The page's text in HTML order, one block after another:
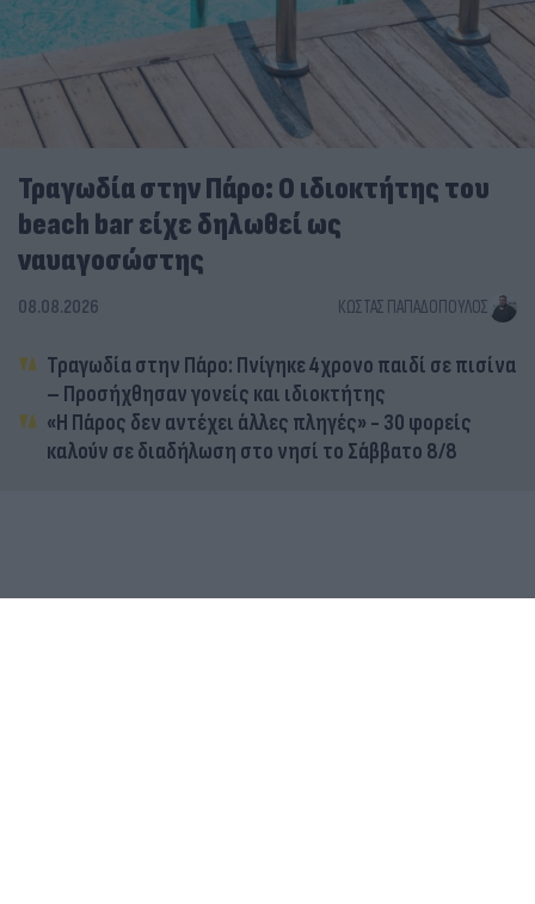
Τραγωδία στην Πάρο: Ο ιδιοκτήτης του
beach bar είχε δηλωθεί ως
ναυαγοσώστης
08.08.2026 ΚΏΣΤΑΣ ΠΑΠΑΔΌΠΟΥΛΟΣ
Τραγωδία στην Πάρο: Πνίγηκε 4χρονο παιδί σε πισίνα
– Προσήχθησαν γονείς και ιδιοκτήτης
«Η Πάρος δεν αντέχει άλλες πληγές» - 30 φορείς
καλούν σε διαδήλωση στο νησί το Σάββατο 8/8